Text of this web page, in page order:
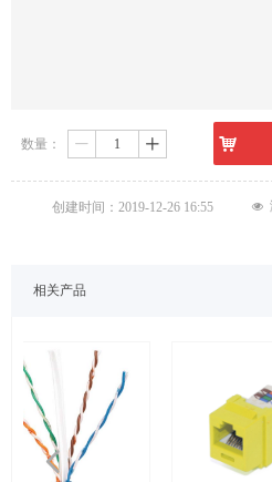
创建时间： 2019-12-26 16:55 넶
数量： ꄷ ꄸ
相关产品
넳
낙